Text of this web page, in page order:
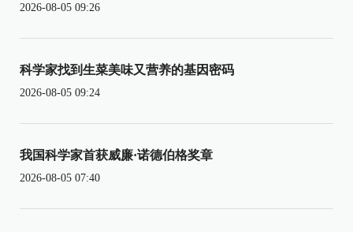
2026-08-05 09:26
科学家找到生菜美味又营养的基因密码
2026-08-05 09:24
我国科学家首获威廉·诺德伯格奖章
2026-08-05 07:40